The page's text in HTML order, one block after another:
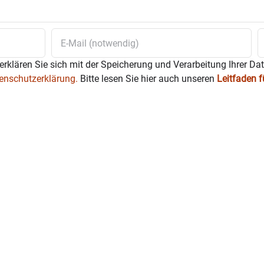
Sie sich mit der Speicherung und Verarbeitung Ihrer
Bitte lesen Sie hier auch unseren Leitfaden